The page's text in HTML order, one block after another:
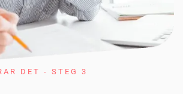
DET - STEG 3